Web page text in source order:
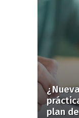
plan